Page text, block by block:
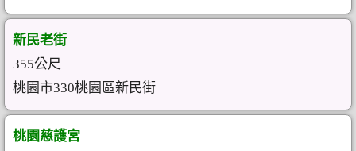
新民老街
355公尺
桃園市330桃園區新民街
桃園慈護宮